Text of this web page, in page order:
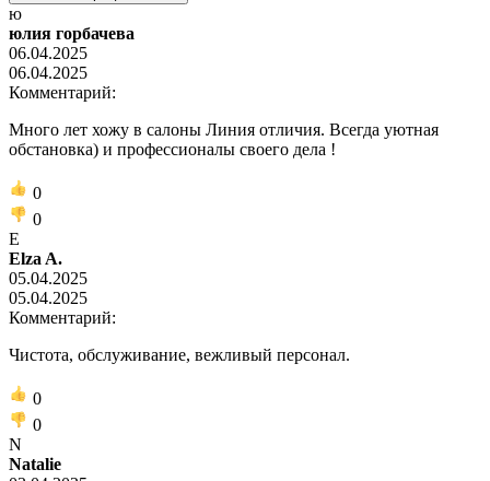
ю
юлия горбачева
06.04.2025
06.04.2025
Комментарий:
Много лет хожу в салоны Линия отличия. Всегда уютная
обстановка) и профессионалы своего дела !
0
0
E
Elza A.
05.04.2025
05.04.2025
Комментарий:
Чистота, обслуживание, вежливый персонал.
0
0
N
Natalie